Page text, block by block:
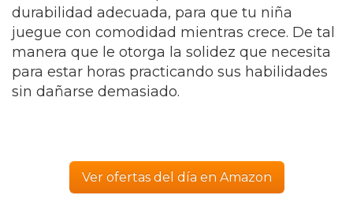
durabilidad adecuada, para que tu niña
juegue con comodidad mientras crece. De tal
manera que le otorga la solidez que necesita
para estar horas practicando sus habilidades
sin dañarse demasiado.
Ver ofertas del día en Amazon